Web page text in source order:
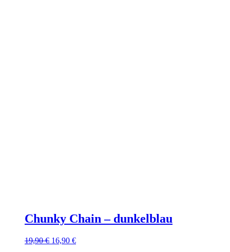
Chunky Chain – dunkelblau
19,90€ Ursprünglicher
16,90 €Aktueller